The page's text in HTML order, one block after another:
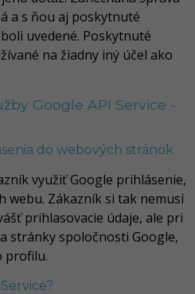
a s ňou aj poskytnuté
uvedené. Poskytnuté
na žiadny iný účel ako
Google API Service -
do webových stránok
využiť Google prihlásenie,
webu. Zákazník si tak nemusí
prihlasovacie údaje, ale pri
stránky spoločnosti Google,
profilu.